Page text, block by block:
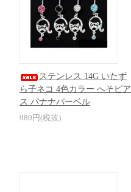
ステンレス 14G いたず
ら子ネコ 4色カラー へそピア
ス バナナバーベル
980円(税抜)